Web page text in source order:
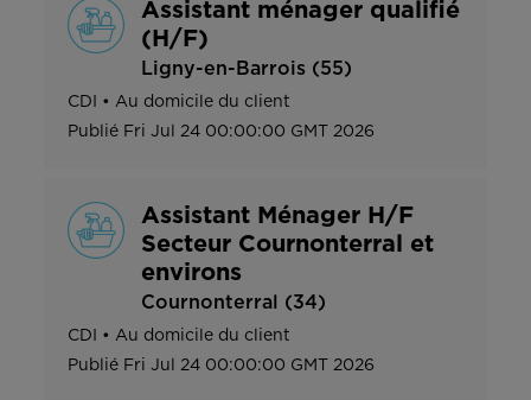
Assistant ménager qualifié
(H/F)
Ligny-en-Barrois (55)
CDI • Au domicile du client
Publié Fri Jul 24 00:00:00 GMT 2026
Assistant Ménager H/F
Secteur Cournonterral et
environs
Cournonterral (34)
CDI • Au domicile du client
Publié Fri Jul 24 00:00:00 GMT 2026